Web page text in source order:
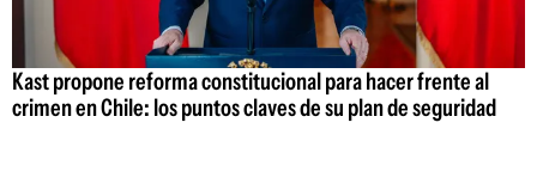
Kast propone reforma constitucional para hacer frente al
crimen en Chile: los puntos claves de su plan de seguridad